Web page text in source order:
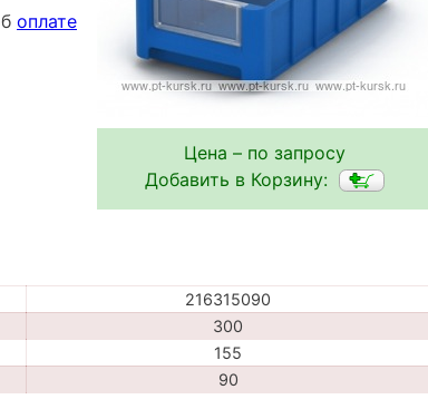
Цена – по запросу
Добавить в Корзину:
оплате
216315090
300
155
90